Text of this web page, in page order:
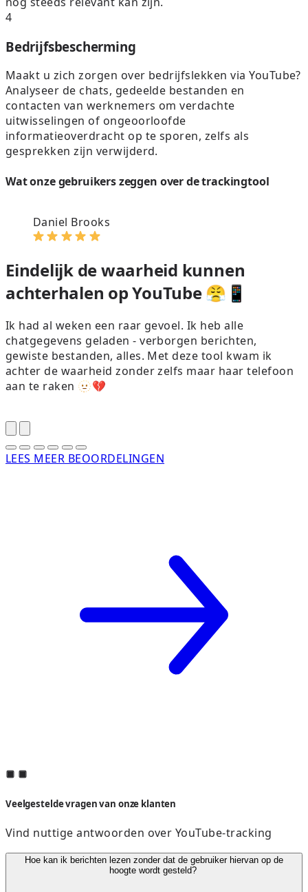
4
Bedrijfsbescherming
Maakt u zich zorgen over bedrijfslekken via YouTube?
Analyseer de chats, gedeelde bestanden en
contacten van werknemers om verdachte
uitwisselingen of ongeoorloofde
informatieoverdracht op te sporen, zelfs als
gesprekken zijn verwijderd.
Wat onze gebruikers zeggen over de trackingtool
Daniel Brooks
Eindelijk de waarheid kunnen
achterhalen op YouTube 😤📱
Ik had al weken een raar gevoel. Ik heb alle
chatgegevens geladen - verborgen berichten,
gewiste bestanden, alles. Met deze tool kwam ik
achter de waarheid zonder zelfs maar haar telefoon
aan te raken 🫥💔
LEES MEER BEOORDELINGEN
Veelgestelde vragen van onze klanten
Vind nuttige antwoorden over YouTube-tracking
Hoe kan ik berichten lezen zonder dat de gebruiker hiervan op de
hoogte wordt gesteld?